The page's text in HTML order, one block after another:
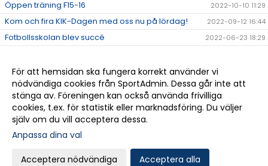
Öppen träning F15-16 2022-10-10 11:29
Kom och fira KIK-Dagen med oss nu på lördag! 2022-09-12 16:44
Fotbollsskolan blev succé 2022-06-23 18:29
Medlemsinformation 2022-05-30 12:09
Fotbollsskolan V.25 20-23/6 2022-04-29 07:48
Välkomna till vår nya hemsida! 2022-04-04 08:52
inställningar
Webbversion
För att hemsidan ska fungera korrekt använder vi
nödvändiga cookies från SportAdmin. Dessa går inte att
stänga av. Föreningen kan också använda frivilliga
cookies, t.ex. för statistik eller marknadsföring. Du väljer
själv om du vill acceptera dessa.
Anpassa dina val
Acceptera nödvändiga Acceptera alla